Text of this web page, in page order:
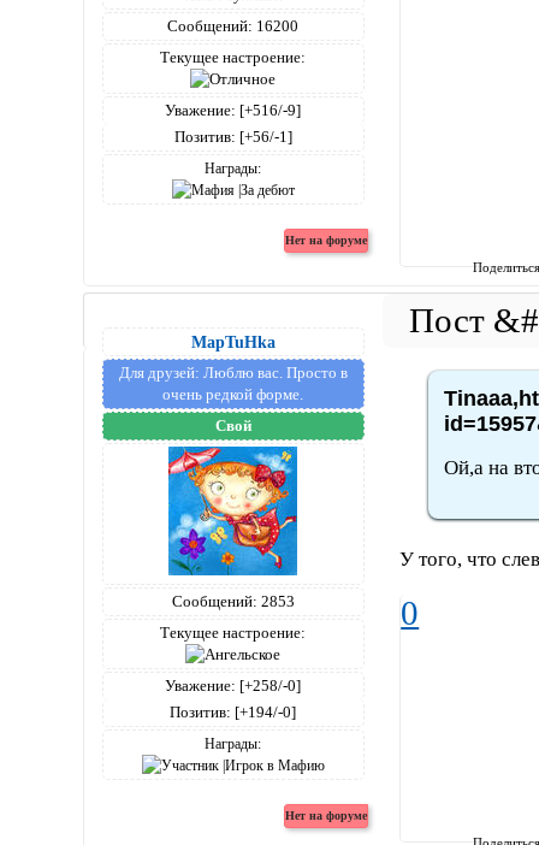
Сообщений: 16200
Текущее настроение:
Уважение: [+516/-9]
Позитив: [+56/-1]
Награды:
MapTuHka
Для друзей: Люблю вас. Просто в
очень редкой форме.
Свой
Сообщений: 2853
Текущее настроение:
Уважение: [+258/-0]
Позитив: [+194/-0]
Награды:
Ой,а на
У того, что
0